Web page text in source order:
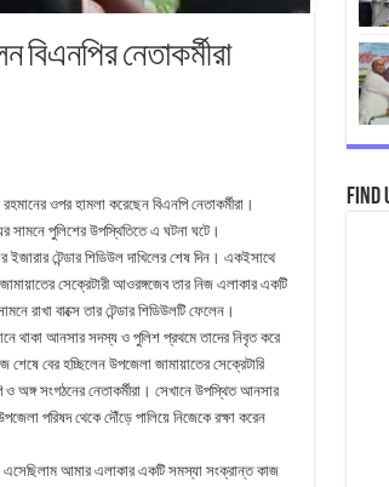
বিএনপির নেতাকর্মীরা
ওপর হামলা করেছেন বিএনপি নেতাকর্মীরা।
সামনে পুলিশের উপস্থিতিতে এ ঘটনা ঘটে।
টেন্ডার শিডিউল দাখিলের শেষ দিন। একইসাথে
সেক্রেটারী আওরঙ্গজেব তার নিজ এলাকার একটি
রাখা বাক্সে তার টেন্ডার শিডিউলটি ফেলেন।
থাকা আনসার সদস্য ও পুলিশ প্রথমে তাদের নিবৃত করে
বের হচ্ছিলেন উপজেলা জামায়াতের সেক্রেটারি
ও অঙ্গ সংগঠনের নেতাকর্মীরা। সেখানে উপস্থিত আনসার
পরিষদ থেকে দৌঁড়ে পালিয়ে নিজেকে রক্ষা করেন
এসেছিলাম আমার এলাকার একটি সমস্যা সংক্রান্ত কাজ
Find